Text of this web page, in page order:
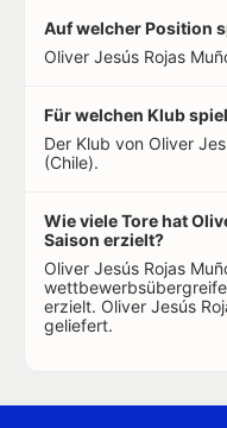
Auf welcher Position
Oliver Jesús Rojas
Für welchen Klub
Der Klub von Oliver
(Chile).
Wie viele Tore hat
Saison erzielt?
Oliver Jesús Rojas
erzielt. Oliver Jesús
geliefert.